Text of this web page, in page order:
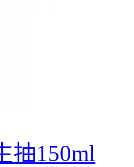
抽150ml